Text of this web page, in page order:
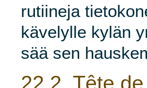
rutiineja
kävelylle kylän
sää sen
22.2. Tête